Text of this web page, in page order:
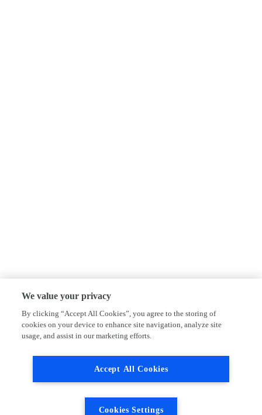
We value your privacy
By clicking “Accept All Cookies”, you agree to the storing of
cookies on your device to enhance site navigation, analyze site
usage, and assist in our marketing efforts.
Accept All Cookies
Cookies Settings